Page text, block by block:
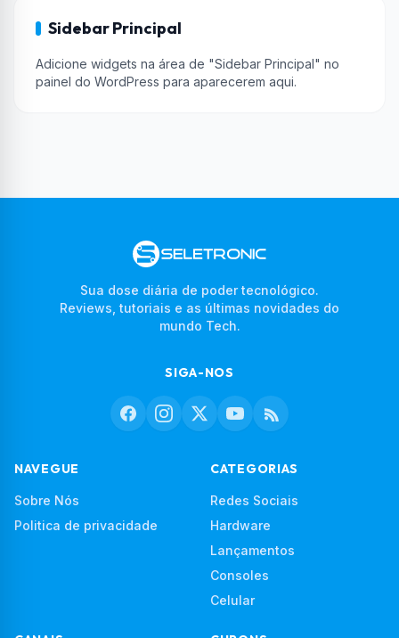
Sidebar Principal
Adicione widgets na área de "Sidebar Principal" no
painel do WordPress para aparecerem aqui.
Sua dose diária de poder tecnológico.
Reviews, tutoriais e as últimas novidades do
mundo Tech.
SIGA-NOS
NAVEGUE
Sobre Nós
Politica de privacidade
CATEGORIAS
Redes Sociais
Hardware
Lançamentos
Consoles
Celular